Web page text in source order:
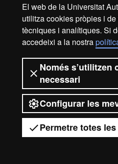
El web de la Universitat
utilitza cookies pròpies i
tècniques i analítiques. Si
accedeixi a la nostra
Només s’utilitzen
necessari
Configurar les
Permetre totes